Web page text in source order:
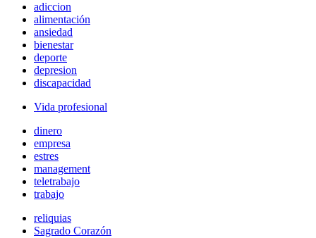
adiccion
alimentación
ansiedad
bienestar
deporte
depresion
discapacidad
Vida profesional
dinero
empresa
estres
management
teletrabajo
trabajo
reliquias
Sagrado Corazón